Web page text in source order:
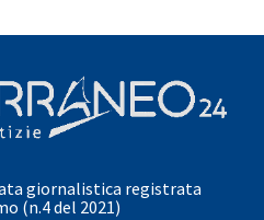
giornalistica registrata
(n.4 del 2021)